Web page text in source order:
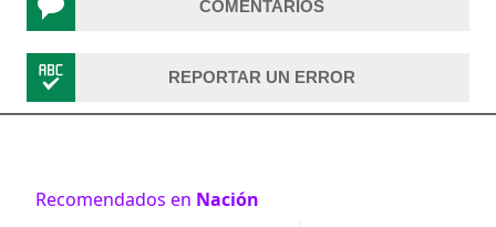
COMENTARIOS
REPORTAR UN ERROR
Recomendados en Nación